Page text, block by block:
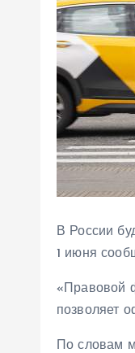
В России
1 июня
«Правовой
позволяет
По словам